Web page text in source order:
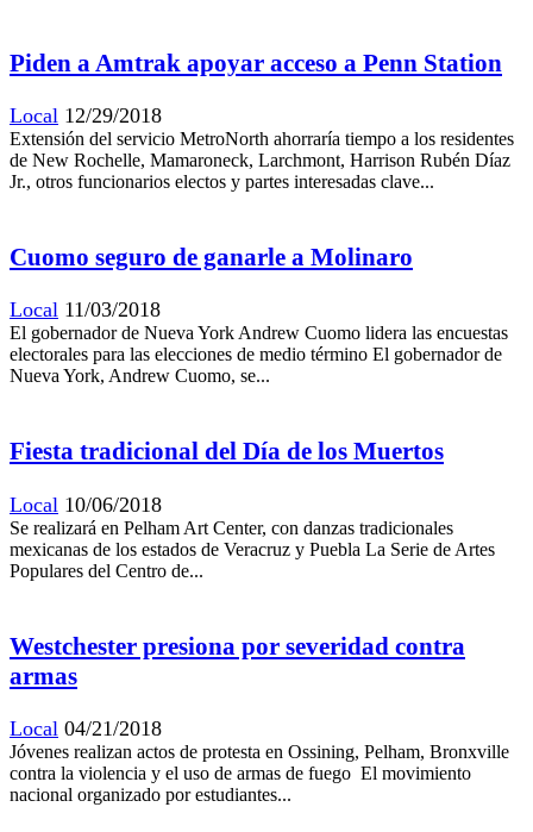
Piden a Amtrak apoyar acceso a Penn Station
Local 12/29/2018
Extensión del servicio MetroNorth ahorraría tiempo a los residentes
de New Rochelle, Mamaroneck, Larchmont, Harrison Rubén Díaz
Jr., otros funcionarios electos y partes interesadas clave...
Cuomo seguro de ganarle a Molinaro
Local 11/03/2018
El gobernador de Nueva York Andrew Cuomo lidera las encuestas
electorales para las elecciones de medio término El gobernador de
Nueva York, Andrew Cuomo, se...
Fiesta tradicional del Día de los Muertos
Local 10/06/2018
Se realizará en Pelham Art Center, con danzas tradicionales
mexicanas de los estados de Veracruz y Puebla La Serie de Artes
Populares del Centro de...
Westchester presiona por severidad contra
armas
Local 04/21/2018
Jóvenes realizan actos de protesta en Ossining, Pelham, Bronxville
contra la violencia y el uso de armas de fuego El movimiento
nacional organizado por estudiantes...